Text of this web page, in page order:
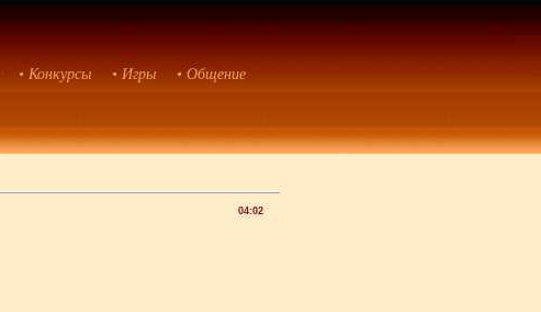
• Конкурсы • Игры • Общение
04:02